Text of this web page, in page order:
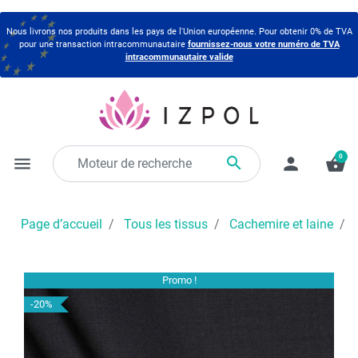
Nous livrons nos produits dans les pays de l'Union européenne. Pour obtenir 0% de TVA
pour une transaction intracommunautaire fournissez-nous votre numéro de TVA
intracommunautaire valide
menu  person shopping_basket
0
Page d’accueil Tous les tissus Cachemire et laine
Promo !
-20%